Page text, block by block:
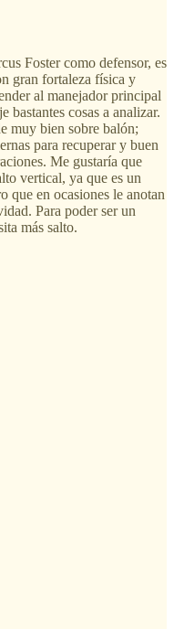
Foster como defensor, es
gran fortaleza física y
al manejador principal
bastantes cosas a analizar.
muy bien sobre balón;
para recuperar y buen
Me gustaría que
vertical, ya que es un
que en ocasiones le anotan
Para poder ser un
más salto.